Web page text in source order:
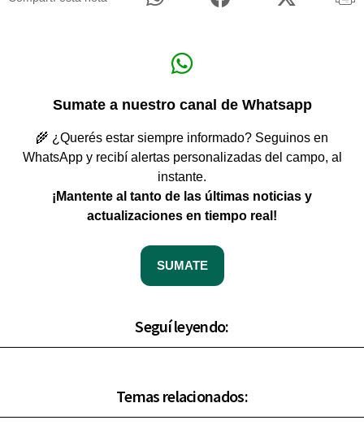
Sumate a nuestro canal de Whatsapp
🌾 ¿Querés estar siempre informado? Seguinos en
WhatsApp y recibí alertas personalizadas del campo, al
instante.
¡Mantente al tanto de las últimas noticias y
actualizaciones en tiempo real!
SUMATE
Seguí leyendo:
Temas relacionados: